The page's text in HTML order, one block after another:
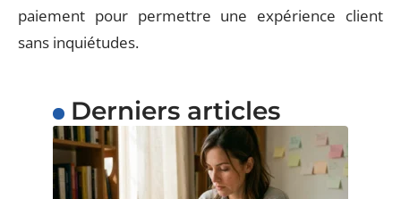
paiement pour permettre une expérience client
sans inquiétudes.
Derniers articles